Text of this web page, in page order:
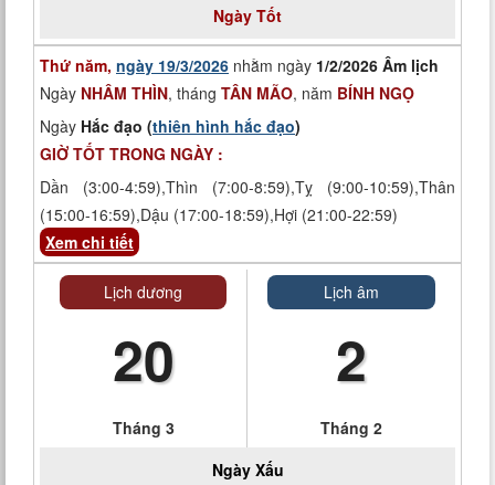
Ngày Tốt
Thứ năm, ngày 19/3/2026 nhằm ngày 1/2/2026 Âm lịch
Ngày NHÂM THÌN, tháng TÂN MÃO, năm BÍNH NGỌ
Ngày Hắc đạo (thiên hình hắc đạo)
GIỜ TỐT TRONG NGÀY :
Dần (3:00-4:59),Thìn (7:00-8:59),Tỵ (9:00-10:59),Thân
(15:00-16:59),Dậu (17:00-18:59),Hợi (21:00-22:59)
Xem chi tiết
Lịch dương
20
Tháng 3
Lịch âm
2
Tháng 2
Ngày Xấu